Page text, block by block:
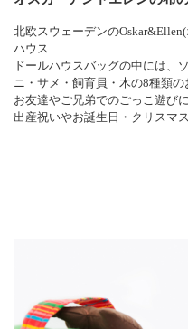
北欧スウェーデンの
ハウス
ドールハウスバッグの中には、
ニ・サメ・飼育員・木の8種類の
お友達やご兄弟でのごっこ遊びに
出産祝いやお誕生日・クリスマ